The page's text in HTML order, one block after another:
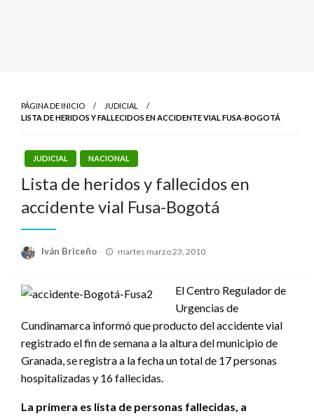
PÁGINA DE INICIO
JUDICIAL
LISTA DE HERIDOS Y FALLECIDOS EN ACCIDENTE VIAL FUSA-BOGOTÁ
JUDICIAL NACIONAL
Lista de heridos y fallecidos en
accidente vial Fusa-Bogotá
Iván Briceño
Publicado
martes marzo 23, 2010
El Centro Regulador de
Urgencias de
Cundinamarca informó que producto del accidente vial
registrado el fin de semana a la altura del municipio de
Granada, se registra a la fecha un total de 17 personas
hospitalizadas y 16 fallecidas.
La primera es lista de personas fallecidas, a